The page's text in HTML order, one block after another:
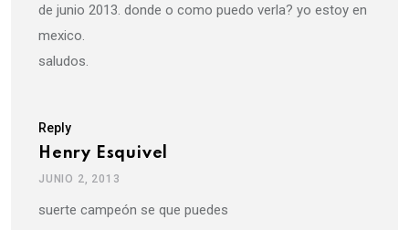
de junio 2013. donde o como puedo verla? yo estoy en
mexico.
saludos.
Reply
Henry Esquivel
JUNIO 2, 2013
suerte campeón se que puedes